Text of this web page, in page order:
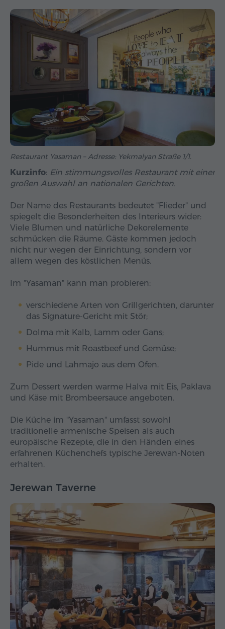
Restaurant Yasaman – Adresse: Yekmalyan Straße 1/1.
Kurzinfo: Ein stimmungsvolles Restaurant mit einer
großen Auswahl an nationalen Gerichten.
Der Name des Restaurants bedeutet "Flieder" und
spiegelt die Besonderheiten des Interieurs wider:
Viele Blumen und natürliche Dekorelemente
schmücken die Räume. Gäste kommen jedoch
nicht nur wegen der Einrichtung, sondern vor
allem wegen des köstlichen Menüs.
Im "Yasaman" kann man probieren:
verschiedene Arten von Grillgerichten, darunter
das Signature-Gericht mit Stör;
Dolma mit Kalb, Lamm oder Gans;
Hummus mit Roastbeef und Gemüse;
Pide und Lahmajo aus dem Ofen.
Zum Dessert werden warme Halva mit Eis, Paklava
und Käse mit Brombeersauce angeboten.
Die Küche im "Yasaman" umfasst sowohl
traditionelle armenische Speisen als auch
europäische Rezepte, die in den Händen eines
erfahrenen Küchenchefs typische Jerewan-Noten
erhalten.
Jerewan Taverne